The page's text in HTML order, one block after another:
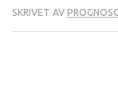
fallet.
SKRIVET AV